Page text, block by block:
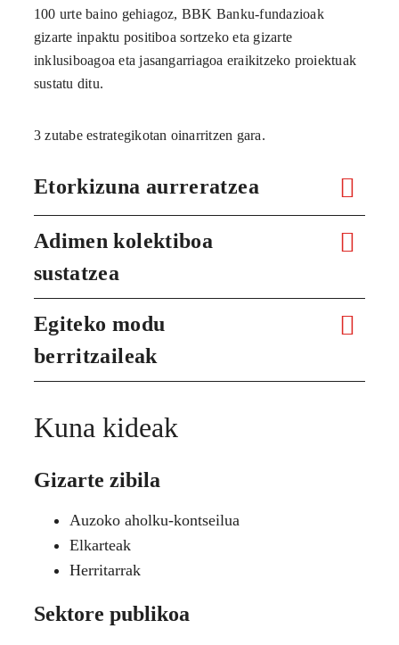
100 urte baino gehiagoz, BBK Banku-fundazioak
gizarte inpaktu positiboa sortzeko eta gizarte
inklusiboagoa eta jasangarriagoa eraikitzeko proiektuak
sustatu ditu.
3 zutabe estrategikotan oinarritzen gara.
Etorkizuna aurreratzea
Adimen kolektiboa
sustatzea
Egiteko modu
berritzaileak
Kuna kideak
Gizarte zibila
Auzoko aholku-kontseilua
Elkarteak
Herritarrak
Sektore publikoa